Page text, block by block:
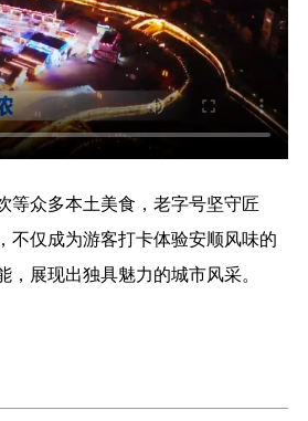
等众多本土美食，老字号坚守匠
不仅成为游客打卡体验安顺风味的
展现出独具魅力的城市风采。